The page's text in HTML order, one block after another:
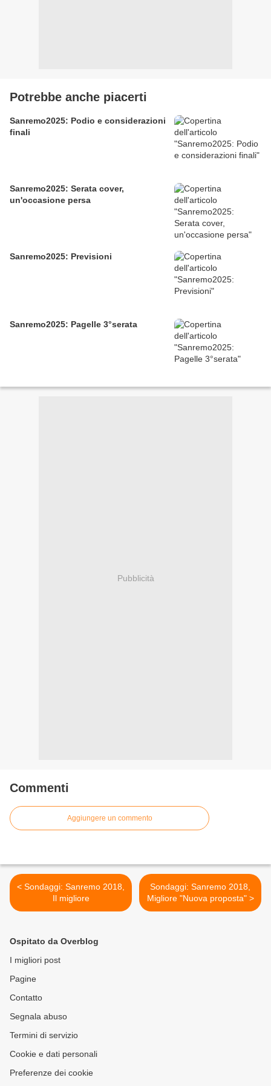
Potrebbe anche piacerti
Sanremo2025: Podio e considerazioni
finali
Sanremo2025: Serata cover,
un'occasione persa
Sanremo2025: Previsioni
Sanremo2025: Pagelle 3°serata
Pubblicità
Commenti
Aggiungere un commento
< Sondaggi: Sanremo 2018,
Il migliore
Sondaggi: Sanremo 2018,
Migliore "Nuova proposta" >
Ospitato da Overblog
I migliori post
Pagine
Contatto
Segnala abuso
Termini di servizio
Cookie e dati personali
Preferenze dei cookie